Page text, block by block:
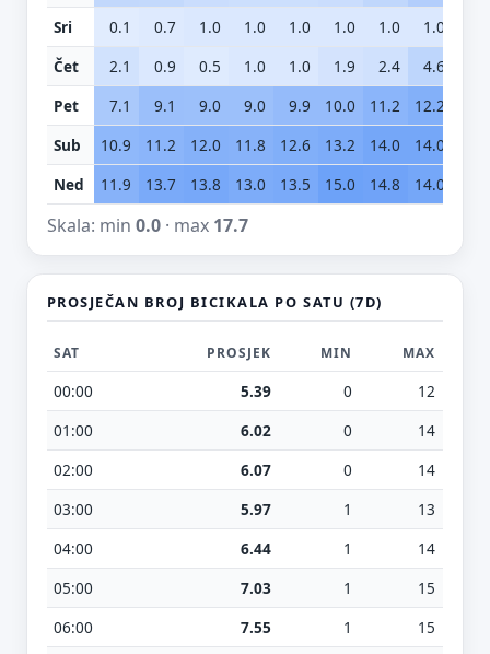
Sri
0.1 0.7 1.0 1.0 1.0 1.0 1.0 1.0
Čet
2.1 0.9 0.5 1.0 1.0 1.9 2.4 4.6
Pet
7.1 9.1 9.0 9.0 9.9 10.0 11.2 12.2
Sub
10.9 11.2 12.0 11.8 12.6 13.2 14.0 14.0
Ned
11.9 13.7 13.8 13.0 13.5 15.0 14.8 14.0
Skala: min 0.0· max 17.7
PROSJEČAN BROJ BICIKALA PO SATU (7D)
SAT PROSJEK MIN MAX
00:00 5.39 0
12
01:00
6.02 0
14
02:00
6.07 0
14
03:00
5.97 1
13
04:00
6.44 1
14
05:00
7.03 1
15
06:00
7.55 1
15